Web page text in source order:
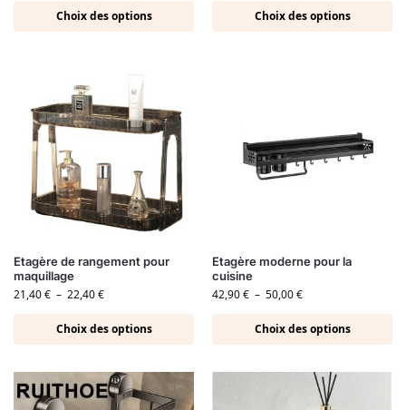
Choix des options Choix des options
Etagère de rangement pour
maquillage
21,40€ – 22,40€
Choix des options
Etagère moderne pour la
cuisine
42,90€ – 50,00€
Choix des options